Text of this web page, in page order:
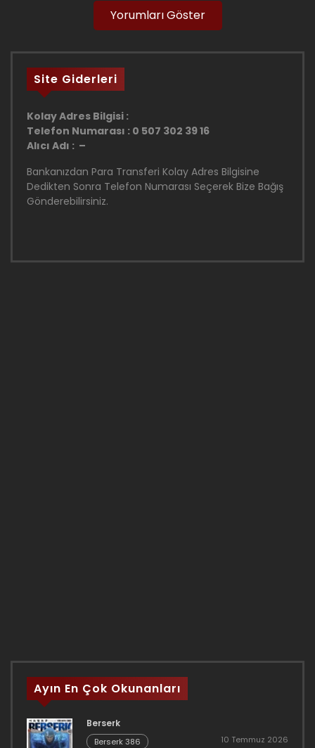
Yorumları Göster
Site Giderleri
Kolay Adres Bilgisi :
Telefon Numarası : 0 507 302 39 16
Alıcı Adı : –
Bankanızdan Para Transferi Kolay Adres Bilgisine
Dedikten Sonra Telefon Numarası Seçerek Bize Bağış
Gönderebilirsiniz.
Ayın En Çok Okunanları
Berserk
Berserk 386 10 Temmuz 2026